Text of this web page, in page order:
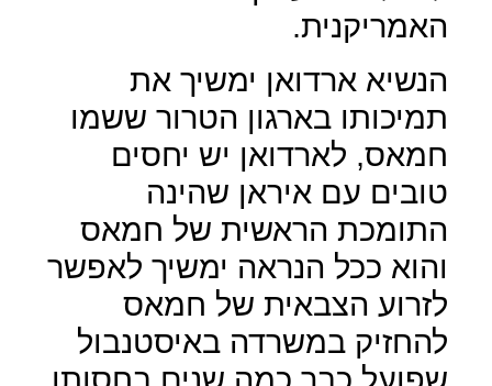
האמריקנית.
הנשיא ארדואן ימשיך את
תמיכותו בארגון הטרור ששמו
חמאס, לארדואן יש יחסים
טובים עם איראן שהינה
התומכת הראשית של חמאס
והוא ככל הנראה ימשיך לאפשר
לזרוע הצבאית של חמאס
להחזיק במשרדה באיסטנבול
שפועל כבר כמה שנים בחסותו